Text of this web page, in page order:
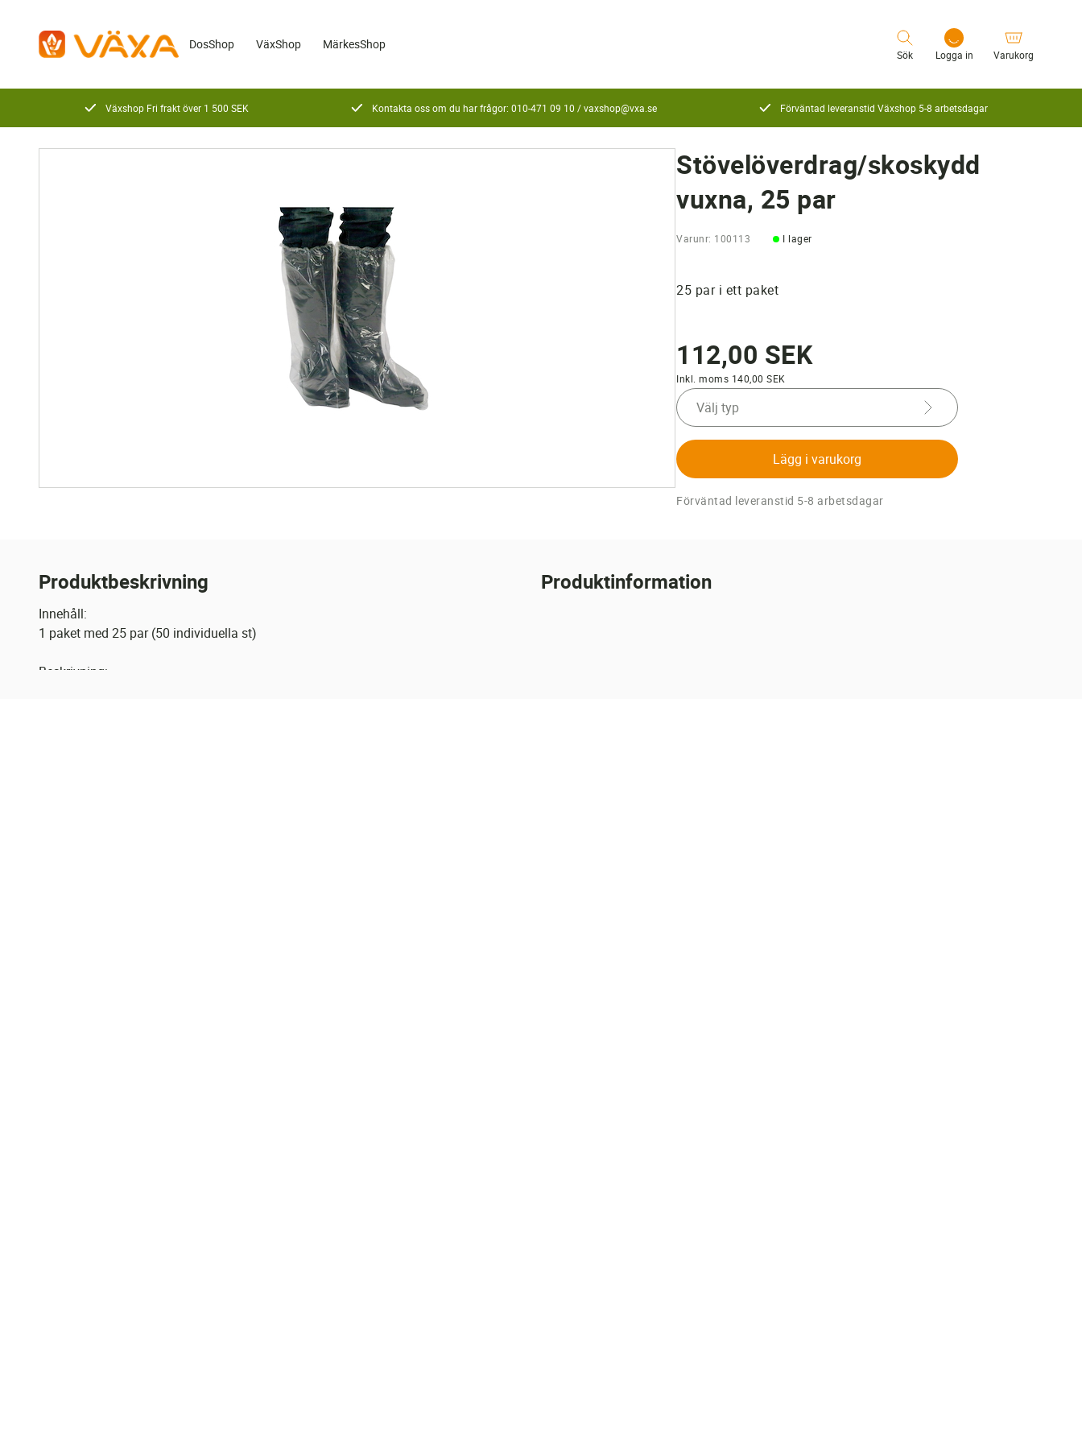
DosShop VäxShop MärkesShop
Sök Logga in
Logga in
Varukorg
Växshop Fri frakt över 1 500 SEK Kontakta oss om du har frågor: 010-471 09 10 /vaxshop@vxa.se Förväntad leveranstid Växshop 5-8 arbetsdagar
Stövelöverdrag/skoskydd
vuxna, 25 par
Varunr: 100113 I lager
25 par i ett paket
112,00 SEK
Inkl. moms 140,00 SEK
Välj typ
Lägg i varukorg
Förväntad leveranstid 5-8 arbetsdagar
Produktbeskrivning
Innehåll:
1 paket med 25 par (50 individuella st)
Beskrivning:
Produktinformation